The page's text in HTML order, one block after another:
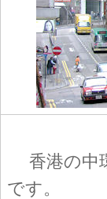
香港の中
です。